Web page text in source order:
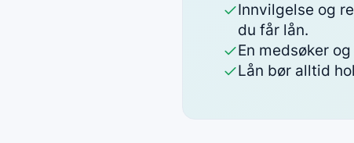
Innvilgelse og
du får lån.
En medsøker
Lån bør alltid